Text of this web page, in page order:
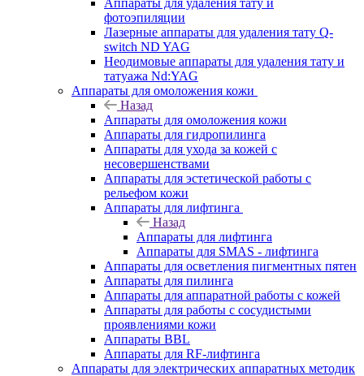
Аппараты для удаления тату и
фотоэпиляции
Лазерные аппараты для удаления тату Q-
switch ND YAG
Неодимовые аппараты для удаления тату и
татуажа Nd:YAG
Аппараты для омоложения кожи
Назад
Аппараты для омоложения кожи
Аппараты для гидропилинга
Аппараты для ухода за кожей с
несовершенствами
Аппараты для эстетической работы с
рельефом кожи
Аппараты для лифтинга
Назад
Аппараты для лифтинга
Аппараты для SMAS - лифтинга
Аппараты для осветления пигментных пятен
Аппараты для пилинга
Аппараты для аппаратной работы с кожей
Аппараты для работы с сосудистыми
проявлениями кожи
Аппараты BBL
Аппараты для RF-лифтинга
Аппараты для электрических аппаратных методик